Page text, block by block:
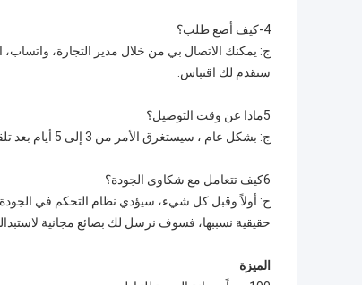
4-كيف أضع طلب؟
ج: يمكنك الاتصال بي من خلال مدير التجارة، واتساب،
سنقدم لك اقتباس.
5ماذا عن وقت التوصيل؟
ج: بشكل عام ، سيستغرق الأمر من 3 إلى 5 أيام بعد تلقي دفعتك المسبقة.
6كيف تتعامل مع شكاوى الجودة؟
ج: أولاً وقبل كل شيء، سيؤدي نظام التحكم في
حقيقية نسببها، فسوف نرسل لك بضائع مجانية
الميزة